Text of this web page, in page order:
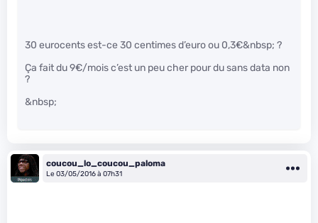
30 eurocents est-ce 30 centimes d’euro ou 0,3€&nbsp; ?
Ça fait du 9€/mois c’est un peu cher pour du sans data non
?
&nbsp;
coucou_lo_coucou_paloma
Le 03/05/2016 à 07h31